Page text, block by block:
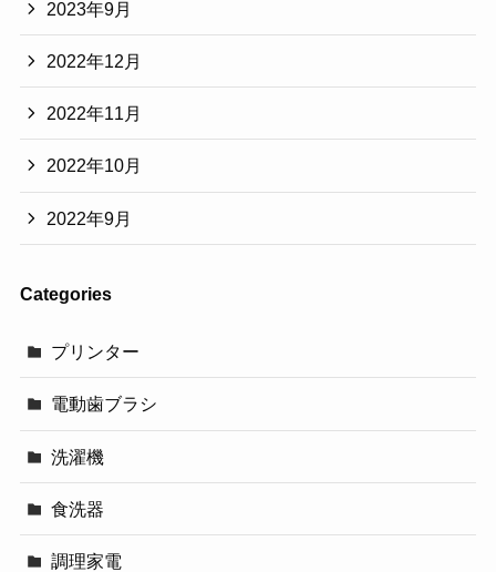
2023年9月
2022年12月
2022年11月
2022年10月
2022年9月
Categories
プリンター
電動歯ブラシ
洗濯機
食洗器
調理家電